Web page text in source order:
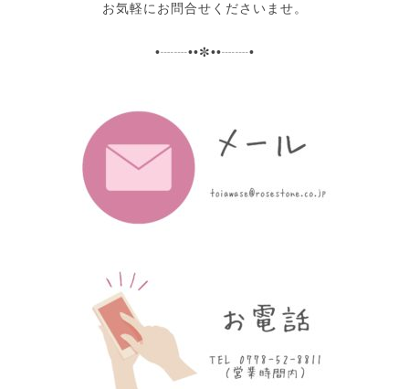
お気軽にお問合せくださいませ。
•┈┈••✼••┈┈•